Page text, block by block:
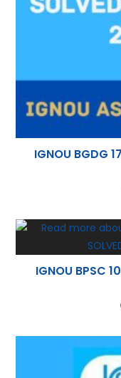
IGNOU BGDG
IGNOU BPSC